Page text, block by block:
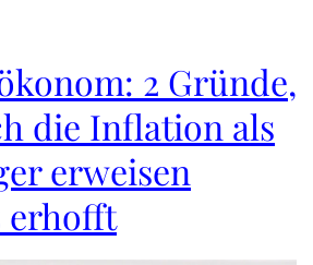
2 Gründe,
die Inflation als
erweisen
erhofft